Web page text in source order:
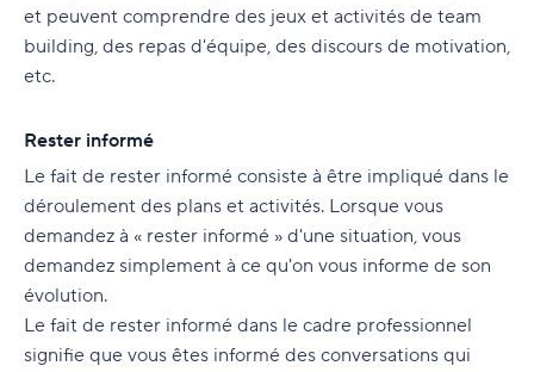
et peuvent comprendre des jeux et activités de team
building, des repas d'équipe, des discours de motivation,
etc.
Rester informé
Le fait de rester informé consiste à être impliqué dans le
déroulement des plans et activités. Lorsque vous
demandez à « rester informé » d'une situation, vous
demandez simplement à ce qu'on vous informe de son
évolution.
Le fait de rester informé dans le cadre professionnel
signifie que vous êtes informé des conversations qui